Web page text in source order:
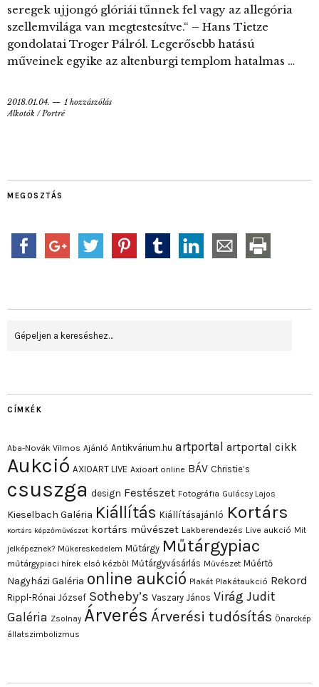
seregek ujjongó glóriái tűnnek fel vagy az allegória
szellemvilága van megtestesítve.“ – Hans Tietze
gondolatai Troger Pálról. Legerősebb hatású
műveinek egyike az altenburgi templom hatalmas …
2018.01.04.
1 hozzászólás
Alkotók / Portré
MEGOSZTÁS
CÍMKÉK
Aba-Novák Vilmos Ajánló Antikvárium.hu artportal artportal cikk
Aukció AXIOART LIVE Axioart online BÁV Christie’s
csuszga design Festészet Fotográfia Gulácsy Lajos
Kieselbach Galéria Kiállítás Kiállításajánló Kortárs
Kortárs képzőművészet kortárs művészet Lakberendezés Live aukció Mit
jelképeznek? Műkereskedelem Műtárgy Műtárgypiac
műtárgypiaci hírek első kézből Műtárgyvásárlás Művészet Műértő
Nagyházi Galéria online aukció Plakát Plakátaukció Rekord
Rippl-Rónai József Sotheby’s Vaszary János Virág Judit
Galéria Zsolnay Árverés Árverési tudósítás Önarckép
állatszimbolizmus